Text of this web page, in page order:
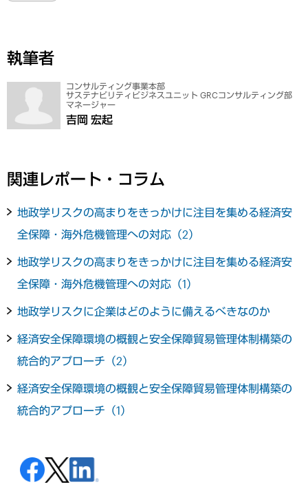
執筆者
コンサルティング事業本部
サステナビリティビジネスユニット GRCコンサルティング部
マネージャー
吉岡 宏起
関連レポート・コラム
地政学リスクの高まりをきっかけに注目を集める経済安
全保障・海外危機管理への対応（2）
地政学リスクの高まりをきっかけに注目を集める経済安
全保障・海外危機管理への対応（1）
地政学リスクに企業はどのように備えるべきなのか
経済安全保障環境の概観と安全保障貿易管理体制構築の
統合的アプローチ（2）
経済安全保障環境の概観と安全保障貿易管理体制構築の
統合的アプローチ（1）